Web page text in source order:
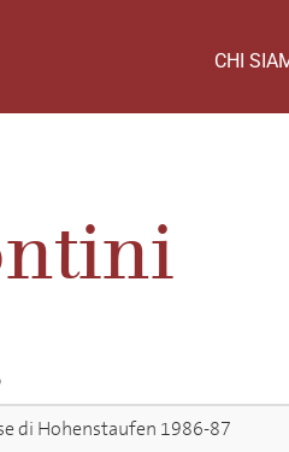
CHI
di Hohenstaufen 1986-87